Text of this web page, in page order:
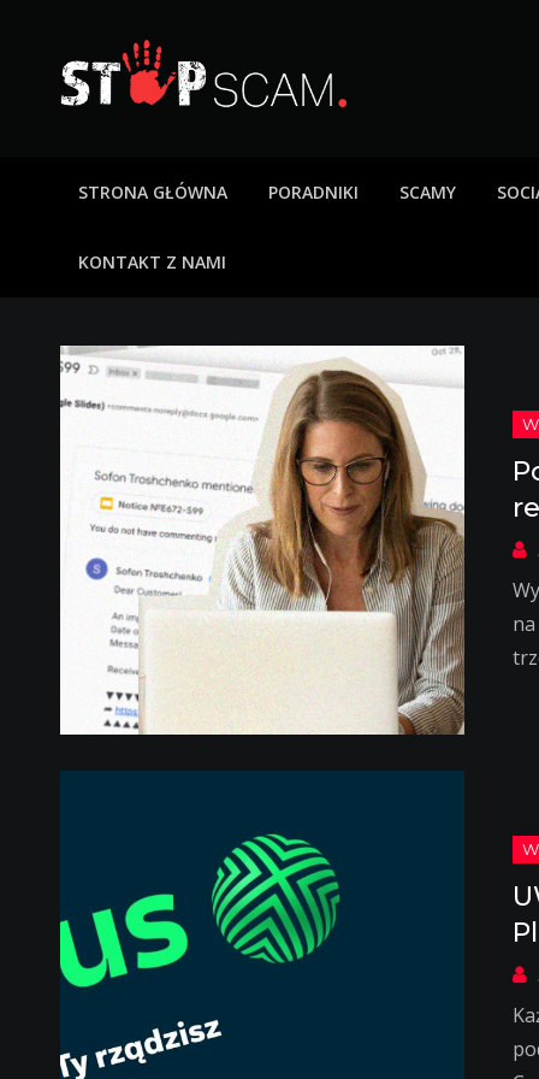
content
STRONA GŁÓWNA PORADNIKI SCAMY
KONTAKT Z NAMI